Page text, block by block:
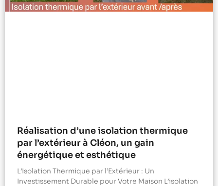
Réalisation d’une isolation thermique
par l’extérieur à Cléon, un gain
énergétique et esthétique
L’Isolation Thermique par l’Extérieur : Un
Investissement Durable pour Votre Maison L’isolation